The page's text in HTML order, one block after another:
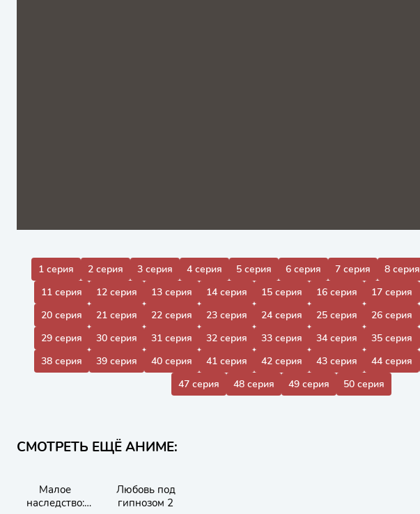
1 серия 2 серия 3 серия 4 серия 5 серия 6 серия 7 серия 8 серия
11 серия
12 серия 13 серия 14 серия 15 серия 16 серия 17 серия
20 серия
21 серия 22 серия 23 серия 24 серия 25 серия 26 серия
29 серия
30 серия 31 серия 32 серия 33 серия 34 серия 35 серия
38 серия
39 серия 40 серия 41 серия 42 серия 43 серия 44 серия
47 серия
48 серия 49 серия 50 серия
СМОТРЕТЬ ЕЩЁ АНИМЕ:
Малое
наследство:
Любовь под
гипнозом 2